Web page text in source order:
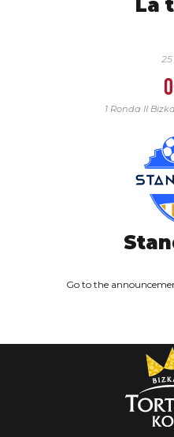
La
1 Ronda II
Go to the